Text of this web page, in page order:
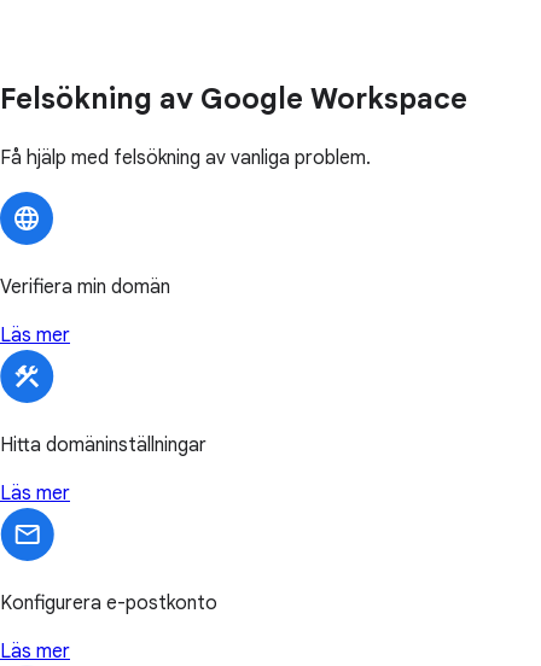
Felsökning av Google Workspace
Få hjälp med felsökning av vanliga problem.
Verifiera min domän
Läs mer
Hitta domäninställningar
Läs mer
Konfigurera e-postkonto
Läs mer